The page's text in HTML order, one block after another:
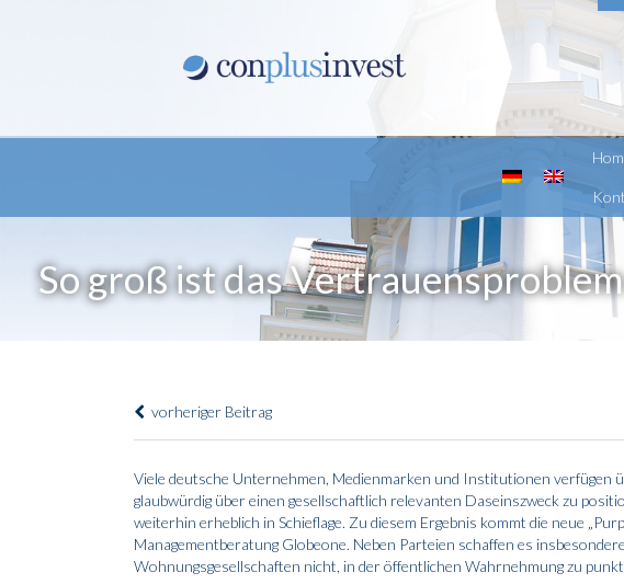
So groß ist das
vorheriger Beitrag
Viele deutsche Unternehmen, Medienmarken und Institutionen verfügen
glaubwürdig über einen gesellschaftlich relevanten Daseinszweck zu
weiterhin erheblich in Schieflage. Zu diesem Ergebnis kommt die neue
Managementberatung Globeone. Neben Parteien schaffen es
Wohnungsgesellschaften nicht, in der öffentlichen Wahrnehmung zu